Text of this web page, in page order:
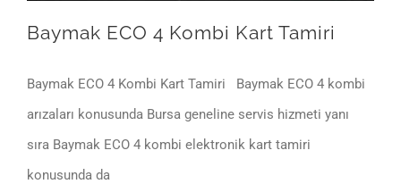
Baymak ECO 4 Kombi Kart Tamiri
Baymak ECO 4 Kombi Kart Tamiri Baymak ECO 4 kombi
arızaları konusunda Bursa geneline servis hizmeti yanı
sıra Baymak ECO 4 kombi elektronik kart tamiri
konusunda da